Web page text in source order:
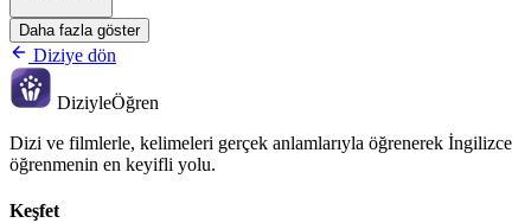
Daha fazla göster
Diziye dön
DiziyleÖğren
Dizi ve filmlerle, kelimeleri gerçek anlamlarıyla öğrenerek İngilizce
öğrenmenin en keyifli yolu.
Keşfet